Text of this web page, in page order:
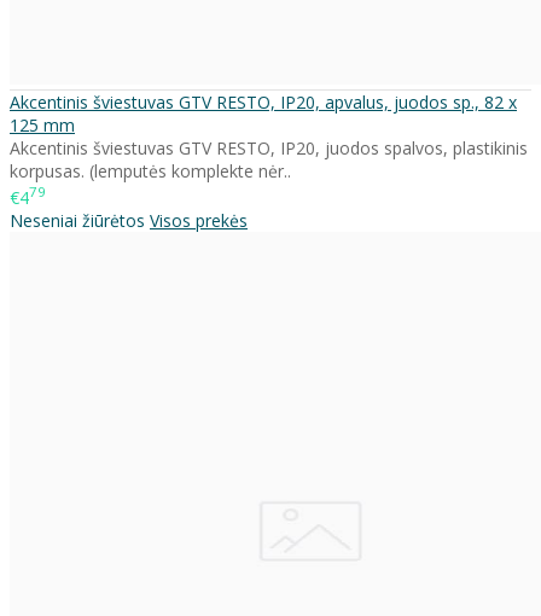
Akcentinis šviestuvas GTV RESTO, IP20, apvalus, juodos sp., 82 x
125 mm
Akcentinis šviestuvas GTV RESTO, IP20, juodos spalvos, plastikinis
korpusas. (lemputės komplekte nėr..
€479
Neseniai žiūrėtos Visos prekės